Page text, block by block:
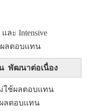
ละ Intensive
ลตอบแทน
น พัฒนาต่อเนื่อง
ใช้ผลตอบแทน
ลตอบแทน